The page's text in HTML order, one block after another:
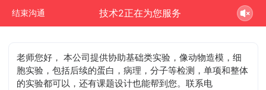
结束沟通 技术2正在为您服务
老师您好， 本公司提供协助基础类实验，像动物造模，细
胞实验，包括后续的蛋白，病理，分子等检测，单项和整体
的实验都可以，还有课题设计也能帮到您。联系电